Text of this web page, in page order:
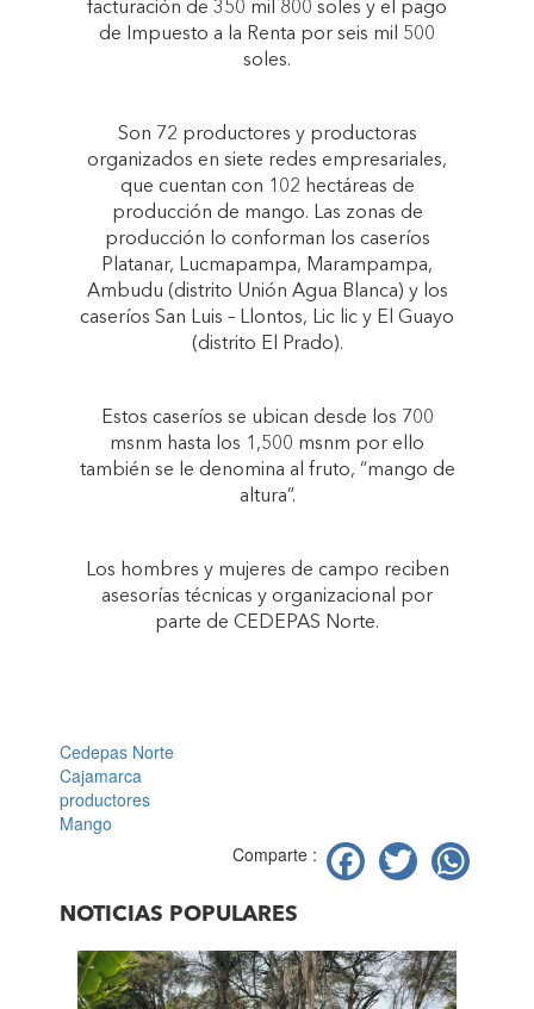
facturación de 350 mil 800 soles y el pago
de Impuesto a la Renta por seis mil 500
soles.
Son 72 productores y productoras
organizados en siete redes empresariales,
que cuentan con 102 hectáreas de
producción de mango. Las zonas de
producción lo conforman los caseríos
Platanar, Lucmapampa, Marampampa,
Ambudu (distrito Unión Agua Blanca) y los
caseríos San Luis – Llontos, Lic lic y El Guayo
(distrito El Prado).
Estos caseríos se ubican desde los 700
msnm hasta los 1,500 msnm por ello
también se le denomina al fruto, “mango de
altura”.
Los hombres y mujeres de campo reciben
asesorías técnicas y organizacional por
parte de CEDEPAS Norte.
Cedepas Norte
Cajamarca
productores
Mango
Comparte :
Facebook
Twitter
NOTICIAS POPULARES